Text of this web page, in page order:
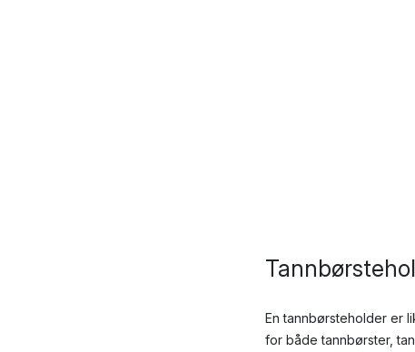
En tannbørsteholder er
for både tannbørster,